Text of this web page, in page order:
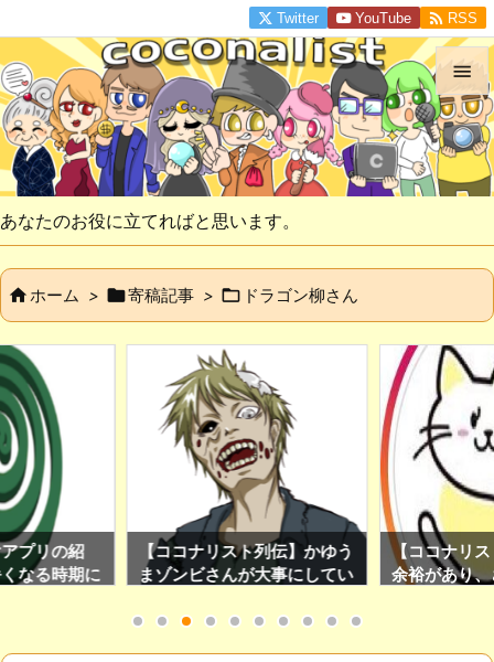
あなたのお役に立てればと思います。


メニュ


前へ
次へ

検索
Twitter YouTube  RSS
ホーム > 寄稿記事 >  ドラゴン柳さん
プリの紹
なる時期に
【ココナリスト列伝】かゆう
まゾンビさんが大事にしてい
ナリスト限定Twitter運用サ
【ココナリ
余裕があり